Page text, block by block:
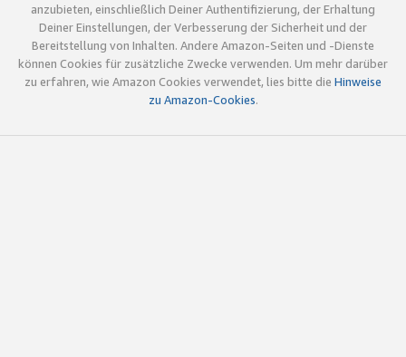
anzubieten, einschließlich Deiner Authentifizierung, der Erhaltung
Deiner Einstellungen, der Verbesserung der Sicherheit und der
Bereitstellung von Inhalten. Andere Amazon-Seiten und -Dienste
können Cookies für zusätzliche Zwecke verwenden. Um mehr darüber
zu erfahren, wie Amazon Cookies verwendet, lies bitte die Hinweise
zu Amazon-Cookies.